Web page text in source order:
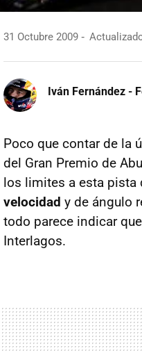
31 Octubre 2009
Iván Fernández -
Poco que contar de la
del Gran Premio de
los limites a esta pista
velocidad y de ángulo
todo parece indicar
Interlagos.